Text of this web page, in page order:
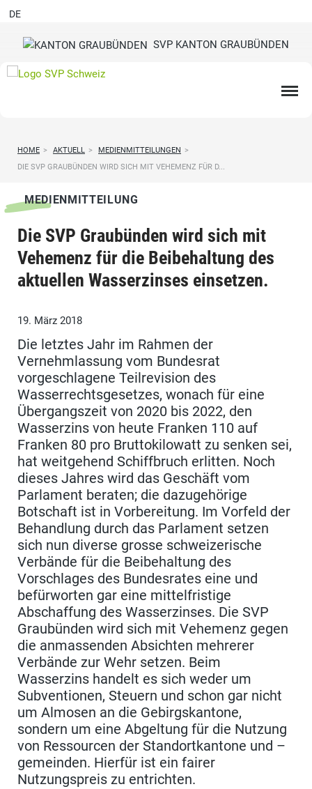
SVP KANTON GRAUBÜNDEN
DE
HOME > AKTUELL > MEDIENMITTEILUNGEN >
DIE SVP GRAUBÜNDEN WIRD SICH MIT VEHEMENZ FÜR D...
MEDIENMITTEILUNG
Die SVP Graubünden wird sich mit
Vehemenz für die Beibehaltung des
aktuellen Wasserzinses einsetzen.
19. März 2018
Die letztes Jahr im Rahmen der
Vernehmlassung vom Bundesrat
vorgeschlagene Teilrevision des
Wasserrechtsgesetzes, wonach für eine
Übergangszeit von 2020 bis 2022, den
Wasserzins von heute Franken 110 auf
Franken 80 pro Bruttokilowatt zu senken sei,
hat weitgehend Schiffbruch erlitten. Noch
dieses Jahres wird das Geschäft vom
Parlament beraten; die dazugehörige
Botschaft ist in Vorbereitung. Im Vorfeld der
Behandlung durch das Parlament setzen
sich nun diverse grosse schweizerische
Verbände für die Beibehaltung des
Vorschlages des Bundesrates eine und
befürworten gar eine mittelfristige
Abschaffung des Wasserzinses. Die SVP
Graubünden wird sich mit Vehemenz gegen
die anmassenden Absichten mehrerer
Verbände zur Wehr setzen. Beim
Wasserzins handelt es sich weder um
Subventionen, Steuern und schon gar nicht
um Almosen an die Gebirgskantone,
sondern um eine Abgeltung für die Nutzung
von Ressourcen der Standortkantone und –
gemeinden. Hierfür ist ein fairer
Nutzungspreis zu entrichten.